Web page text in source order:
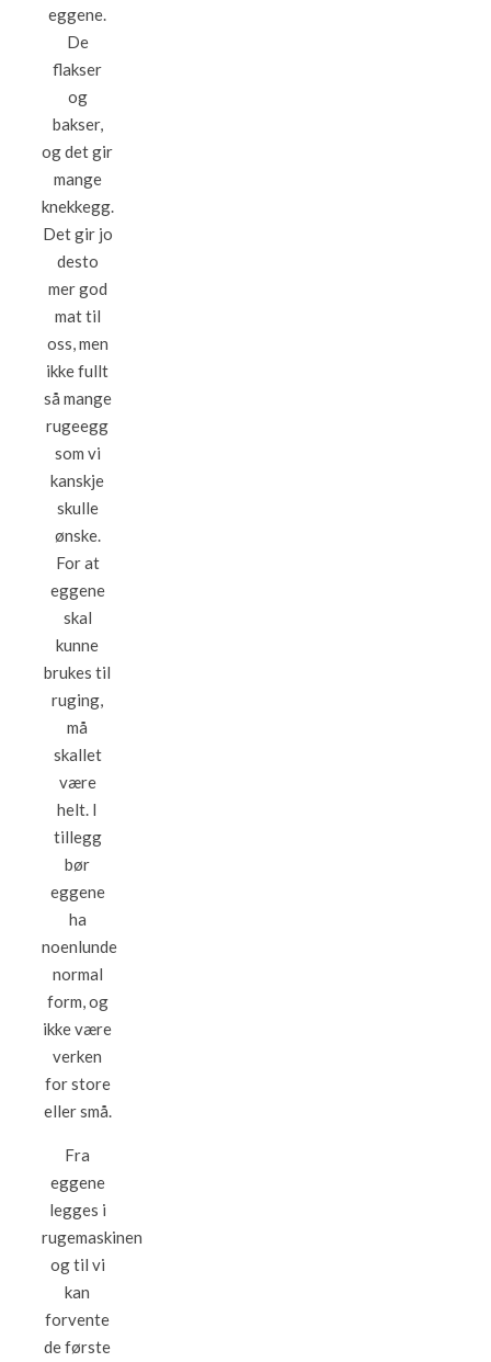
eggene.
De
flakser
og
bakser,
og det gir
mange
knekkegg.
Det gir jo
desto
mer god
mat til
oss, men
ikke fullt
så mange
rugeegg
som vi
kanskje
skulle
ønske.
For at
eggene
skal
kunne
brukes til
ruging,
må
skallet
være
helt. I
tillegg
bør
eggene
ha
noenlunde
normal
form, og
ikke være
verken
for store
eller små.
Fra
eggene
legges i
rugemaskinen
og til vi
kan
forvente
de første